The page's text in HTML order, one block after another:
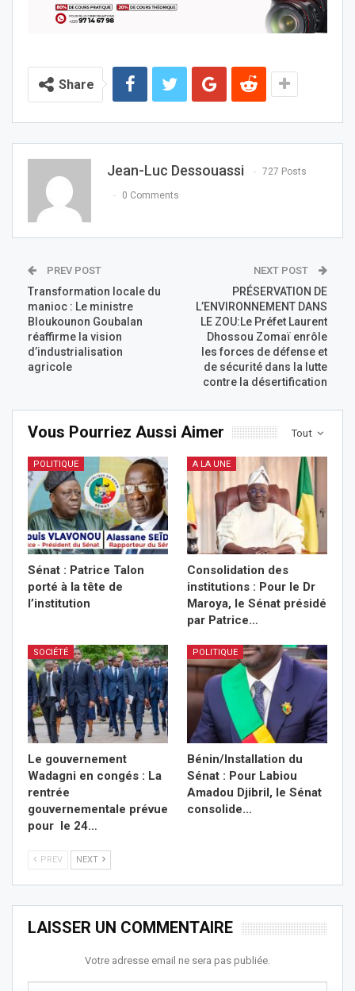
Share
Jean-Luc Dessouassi 727 Posts
0 Comments
PREV POST
Transformation locale du
manioc : Le ministre
Bloukounon Goubalan
réaffirme la vision
d’industrialisation
agricole
NEXT POST
PRÉSERVATION DE
L’ENVIRONNEMENT DANS
LE ZOU:Le Préfet Laurent
Dhossou Zomaï enrôle
les forces de défense et
de sécurité dans la lutte
contre la désertification
Tout
Vous Pourriez Aussi Aimer
POLITIQUE
Sénat : Patrice Talon
porté à la tête de
l’institution
A LA UNE
Consolidation des
institutions : Pour le Dr
Maroya, le Sénat présidé
par Patrice…
SOCIÉTÉ
Le gouvernement
Wadagni en congés : La
rentrée
gouvernementale prévue
pour le 24…
POLITIQUE
Bénin/Installation du
Sénat : Pour Labiou
Amadou Djibril, le Sénat
consolide…
PREV NEXT
LAISSER UN COMMENTAIRE
Votre adresse email ne sera pas publiée.